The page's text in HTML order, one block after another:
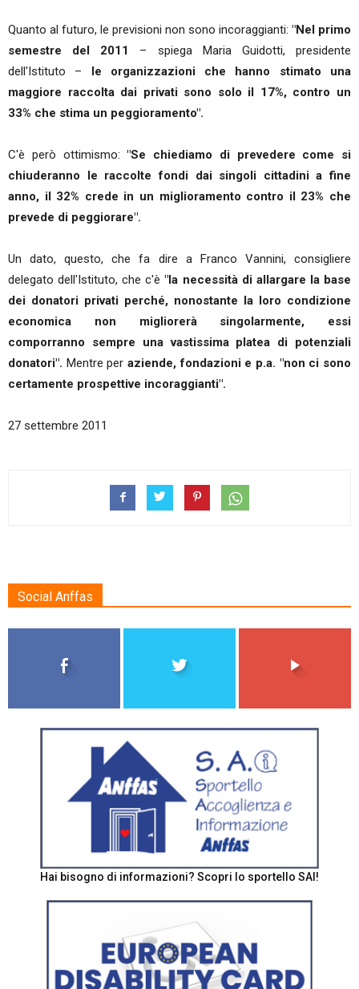
Quanto al futuro, le previsioni non sono incoraggianti: "Nel primo
semestre del 2011
– spiega Maria Guidotti, presidente
dell'Istituto – le organizzazioni che hanno stimato una
maggiore raccolta dai privati sono solo il 17%, contro un
33% che stima un peggioramento".
C'è però ottimismo:"Se chiediamo di prevedere come si
chiuderanno le raccolte fondi dai singoli cittadini a fine
anno, il 32% crede in un miglioramento contro il 23% che
prevede di peggiorare".
Un dato, questo, che fa dire a Franco Vannini, consigliere
delegato dell'Istituto, che c'è"la necessità di allargare la base
dei donatori privati perché, nonostante la loro condizione
economica non migliorerà singolarmente, essi
comporranno sempre una vastissima platea di potenziali
donatori". Mentre per aziende, fondazioni e p.a. "non ci sono
certamente prospettive incoraggianti".
27 settembre 2011
Social Anffas
Hai bisogno di informazioni? Scopri lo sportello SAI!